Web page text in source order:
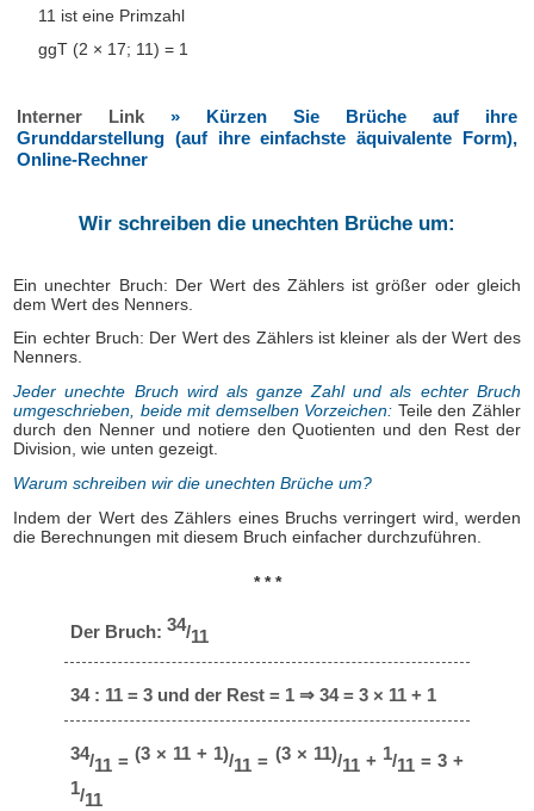
11 ist eine Primzahl
ggT (2 × 17; 11) = 1
Interner Link » Kürzen Sie Brüche auf ihre
Grunddarstellung (auf ihre einfachste äquivalente Form),
Online-Rechner
Wir schreiben die unechten Brüche um:
Ein unechter Bruch: Der Wert des Zählers ist größer oder gleich
dem Wert des Nenners.
Ein echter Bruch: Der Wert des Zählers ist kleiner als der Wert des
Nenners.
Jeder unechte Bruch wird als ganze Zahl und als echter Bruch
umgeschrieben, beide mit demselben Vorzeichen: Teile den Zähler
durch den Nenner und notiere den Quotienten und den Rest der
Division, wie unten gezeigt.
Warum schreiben wir die unechten Brüche um?
Indem der Wert des Zählers eines Bruchs verringert wird, werden
die Berechnungen mit diesem Bruch einfacher durchzuführen.
* * *
Der Bruch: 34/11
34 : 11 = 3 und der Rest = 1 ⇒ 34 = 3 × 11 + 1
34/11 = (3 × 11 + 1)/11 = (3 × 11)/11 + 1/11 = 3 +
1/11